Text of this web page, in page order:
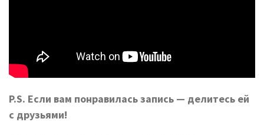
P.S. Если вам понравилась запись — делитесь ей
с друзьями!